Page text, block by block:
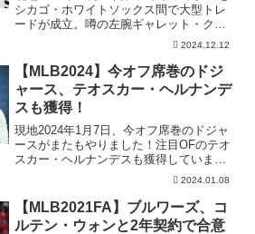
シカゴ・ホワイトソックス間で大型トレ
ードが成立。噂の左腕ギャレット・クロ
シェを獲得しました。そのトレード詳細
2024.12.12
【MLB2024】今オフ席巻のドジ
ャース、テオスカー・ヘルナンデ
スも獲得！
現地2024年1月7日、今オフ席巻のドジャ
ースがまたもやりました！注目OFのテオ
スカー・ヘルナンデスも獲得していま
2024.01.08
【MLB2021FA】ブルワーズ、コ
ルテン・ウォンと2年契約で合意